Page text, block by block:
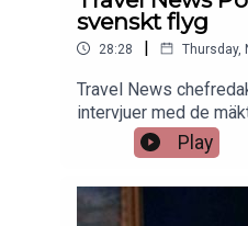
svenskt flyg
28:28 | Thursday,
Travel News
intervjuer med de
svensk flygindustri:
BRA:s ägare Per G.
Abrahamsson,
Skistars vd Stefan
Play